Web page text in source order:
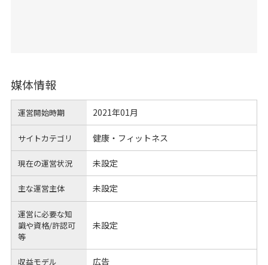
媒体情報
運営開始時期 2021年01月
サイトカテゴリ 健康・フィットネス
現在の運営状況 未設定
主な運営主体 未設定
運営に必要な知
識や資格/許認可
等
未設定
収益モデル 広告